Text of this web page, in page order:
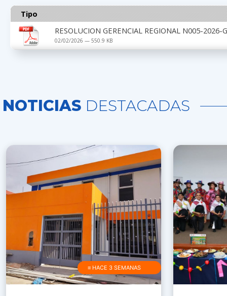
Tipo
RESOLUCION GERENCIAL REGIONAL N005-2026-
02/02/2026 — 550.9 KB
NOTICIAS DESTACADAS
≡ HACE 3 SEMANAS